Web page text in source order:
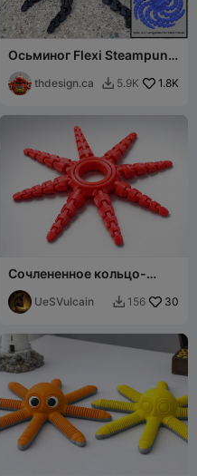
Осьминог Flexi Steampunk
с длинными щупальцами
(спираль,
артикулированный
thdesign.ca  5.9K 1.8K
Сочлененное кольцо-
осьминог – гибкий
антистресс 3D-печатный
STL
UeSVulcain  156 30